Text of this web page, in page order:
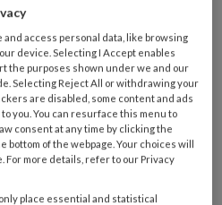
anders, en beter.
ONTWIKKELING VAN
access personal data, like browsing
device. Selecting I Accept enables
the purposes shown under we and our
Selecting Reject All or withdrawing your
are disabled, some content and ads
you. You can resurface this menu to
consent at any time by clicking the
bottom of the webpage. Your choices will
more details, refer to our Privacy
place essential and statistical